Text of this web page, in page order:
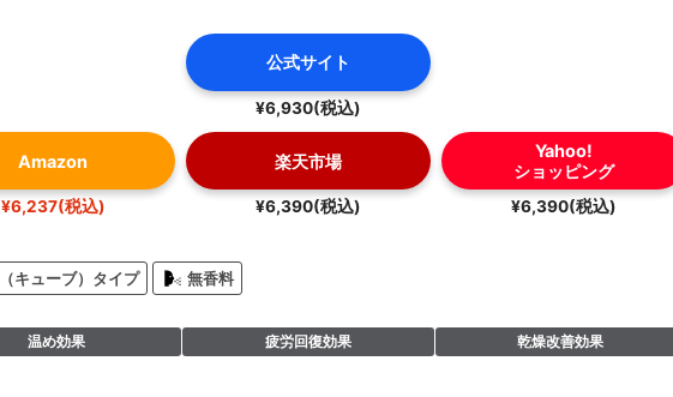
公式サイト
¥6,930(税込)
Amazon
¥6,237(税込)
楽天市場
¥6,390(税込)
Yahoo!
ショッピング
¥6,390(税込)
キューブ）タイプ 無香料
温め効果 疲労回復効果 乾燥改善効果